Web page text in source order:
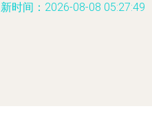
时间：2026-08-08 05:27:49